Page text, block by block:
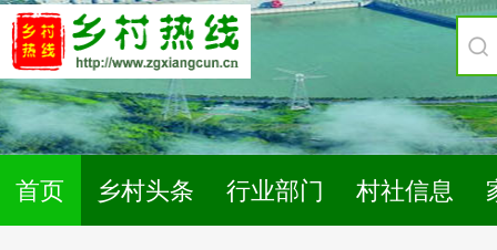
首页 乡村头条 行业部门 村社信息